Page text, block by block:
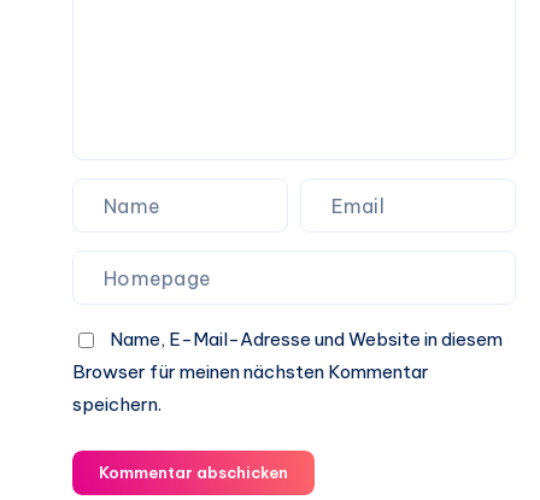
Name, E-Mail-Adresse und Website in diesem
Browser für meinen nächsten Kommentar
speichern.
Kommentar abschicken